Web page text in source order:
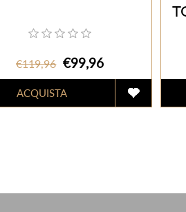
€119,96 €99,96